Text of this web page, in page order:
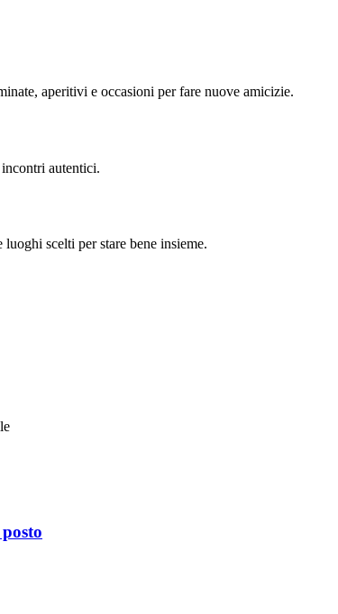
aperitivi e occasioni per fare nuove amicizie.
autentici.
scelti per stare bene insieme.